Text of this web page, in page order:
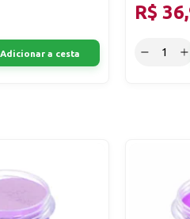
Adicionar a cesta
R$